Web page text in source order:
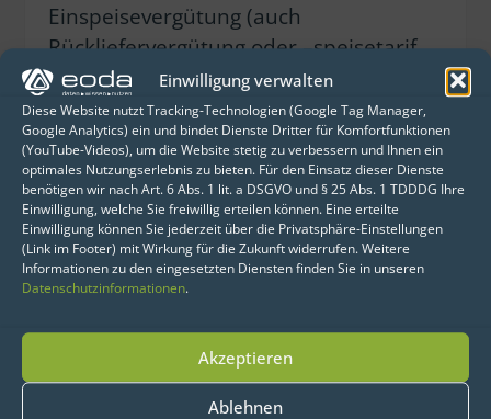
Einwilligung verwalten
Diese Website nutzt Tracking-Technologien (Google Tag Manager,
Google Analytics) ein und bindet Dienste Dritter für Komfortfunktionen
(YouTube-Videos), um die Website stetig zu verbessern und Ihnen ein
optimales Nutzungserlebnis zu bieten. Für den Einsatz dieser Dienste
benötigen wir nach Art. 6 Abs. 1 lit. a DSGVO und § 25 Abs. 1 TDDDG Ihre
Einwilligung, welche Sie freiwillig erteilen können. Eine erteilte
Einwilligung können Sie jederzeit über die Privatsphäre-Einstellungen
(Link im Footer) mit Wirkung für die Zukunft widerrufen. Weitere
Informationen zu den eingesetzten Diensten finden Sie in unseren
Datenschutzinformationen.
Akzeptieren
Ablehnen
Einspeisevergütung (auch
Rückliefervergütung oder –speisetarif
genannt) bei kleineren Solaranlagen (<
30 kWp) in der Schweiz seit Ende 2022
anders als in Deutschland zwischen
den Solarstromerzeugern und den
Energieversorgern geregelt wird.
Dabei bestimmt der Energieversorger,
an den der überschüssige erzeugte
Rückspeisetarifs. Wie oben erwähnt,
hat Primeo dafür zum einen die